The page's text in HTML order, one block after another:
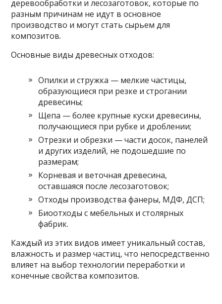
деревообработки и лесозаготовок, которые по
разным причинам не идут в основное
производство и могут стать сырьем для
композитов.
Основные виды древесных отходов:
Опилки и стружка — мелкие частицы,
образующиеся при резке и строгании
древесины;
Щепа — более крупные куски древесины,
получающиеся при рубке и дроблении;
Отрезки и обрезки — части досок, панелей
и других изделий, не подошедшие по
размерам;
Корневая и веточная древесина,
оставшаяся после лесозаготовок;
Отходы производства фанеры, МДФ, ДСП;
Биоотходы с мебельных и столярных
фабрик.
Каждый из этих видов имеет уникальный состав,
влажность и размер частиц, что непосредственно
влияет на выбор технологии переработки и
конечные свойства композитов.